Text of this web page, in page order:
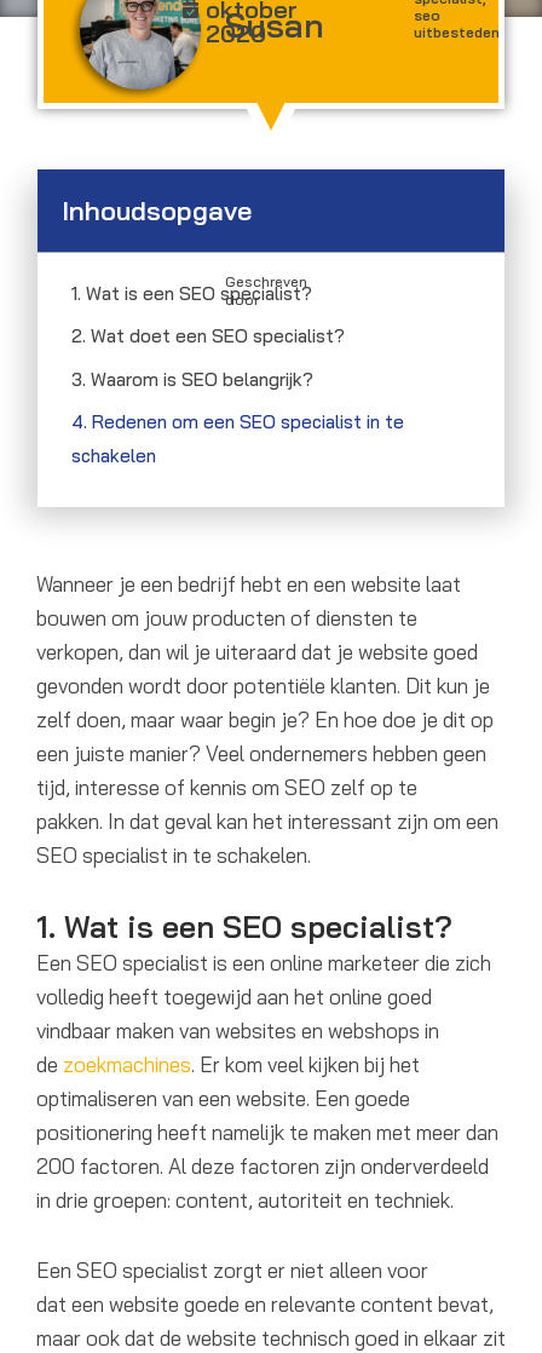
Geschreven
door
Susan
oktober
2020
seo
uitbesteden
Inhoudsopgave
1. Wat is een SEO specialist?
2. Wat doet een SEO specialist?
3. Waarom is SEO belangrijk?
4. Redenen om een SEO specialist in te
schakelen
Wanneer je een bedrijf hebt en een website laat
bouwen om jouw producten of diensten te
verkopen, dan wil je uiteraard dat je website goed
gevonden wordt doorpotentiële klanten. Dit kun je
zelf doen, maar waar begin je? En hoe doe je dit op
een juiste manier? Veel ondernemers hebben geen
tijd, interesse of kennis om SEO zelf op te
pakken. In dat geval kan het interessant zijn om een
SEO specialist in te schakelen.
1. Wat is een SEO specialist?
Een SEO specialist is een online marketeer die zich
volledig heeft toegewijd aan het online goed
vindbaar maken van websites en webshops in
de zoekmachines. Er kom veel kijken bij het
optimaliseren van een website. Een goede
positionering heeft namelijk te maken met meer dan
200 factoren. Al deze factoren zijn onderverdeeld
in drie groepen: content, autoriteit en techniek.
Een SEO specialist zorgt er niet alleen voor
dat een website goede en relevante content bevat,
maar ook dat de website technisch goed in elkaar zit